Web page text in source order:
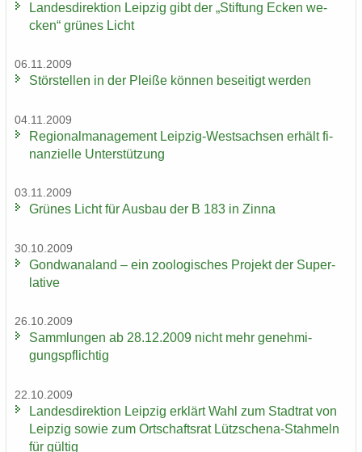
Lan­des­di­rek­ti­on Leip­zig gibt der „Stif­tung Ecken we­
cken“ grü­nes Licht
06.11.2009
Stör­stel­len in der Plei­ße kön­nen be­sei­tigt wer­den
04.11.2009
Re­gio­nal­ma­nage­ment Leipzig-​Westsachsen er­hält fi­
nan­zi­el­le Un­ter­stüt­zung
03.11.2009
Grü­nes Licht für Aus­bau der B 183 in Zinna
30.10.2009
Gond­wa­na­land – ein zoo­lo­gi­sches Pro­jekt der Su­per­
la­ti­ve
26.10.2009
Samm­lun­gen ab 28.12.2009 nicht mehr ge­neh­mi­
gungs­pflich­tig
22.10.2009
Lan­des­di­rek­ti­on Leip­zig er­klärt Wahl zum Stadt­rat von
Leip­zig sowie zum Ort­schafts­rat Lützschena-​Stahmeln
für gül­tig